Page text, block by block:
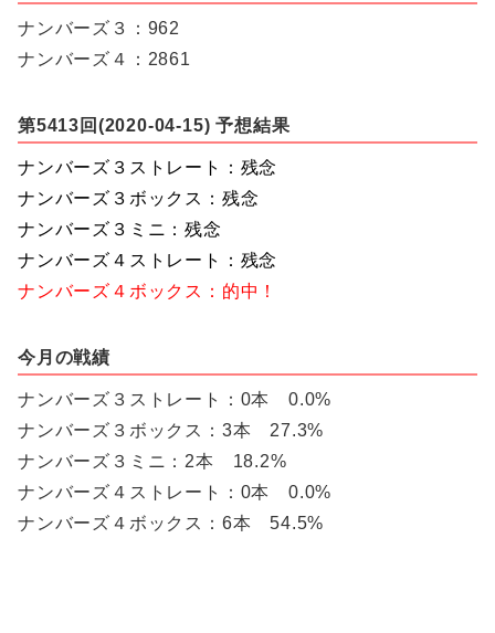
ナンバーズ３：962
ナンバーズ４：2861
第5413回(2020-04-15) 予想結果
ナンバーズ３ストレート：残念
ナンバーズ３ボックス：残念
ナンバーズ３ミニ：残念
ナンバーズ４ストレート：残念
ナンバーズ４ボックス：的中！
今月の戦績
ナンバーズ３ストレート：0本 0.0%
ナンバーズ３ボックス：3本 27.3%
ナンバーズ３ミニ：2本 18.2%
ナンバーズ４ストレート：0本 0.0%
ナンバーズ４ボックス：6本 54.5%